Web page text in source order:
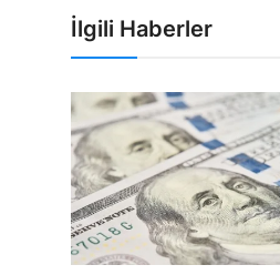
İlgili Haberler